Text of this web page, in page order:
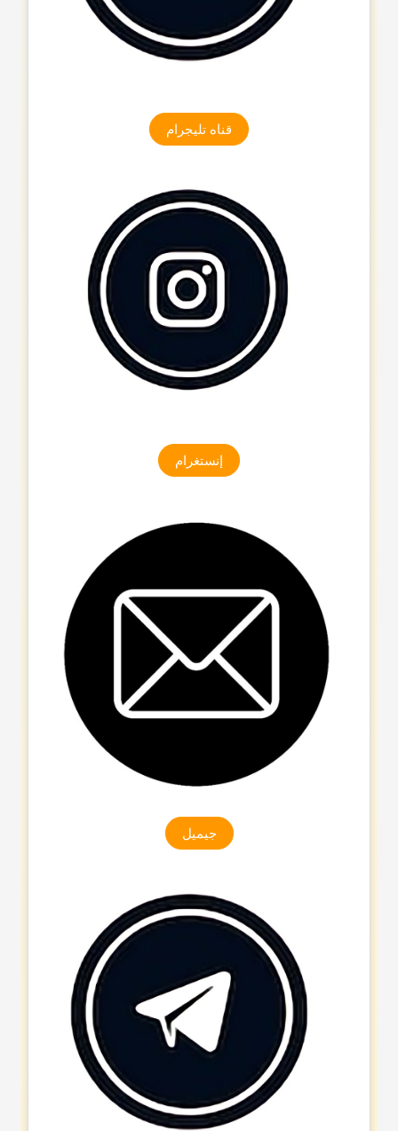
قناه تلیجرام
إنستغرام
جیمیل